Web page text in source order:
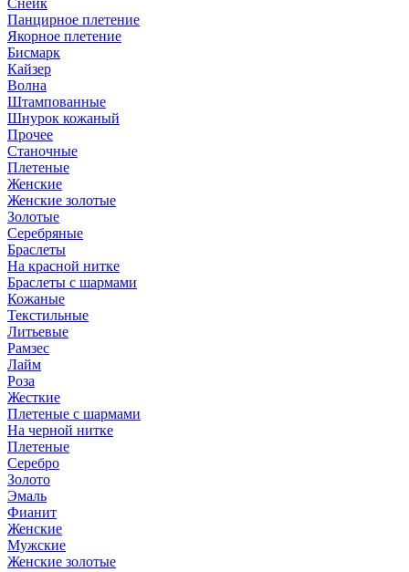
Снейк
Панцирное плетение
Якорное плетение
Бисмарк
Кайзер
Волна
Штампованные
Шнурок кожаный
Прочее
Станочные
Плетеные
Женские
Женские золотые
Золотые
Серебряные
Браслеты
На красной нитке
Браслеты с шармами
Кожаные
Текстильные
Литьевые
Рамзес
Лайм
Роза
Жесткие
Плетеные с шармами
На черной нитке
Плетеные
Серебро
Золото
Эмаль
Фианит
Женские
Мужские
Женские золотые